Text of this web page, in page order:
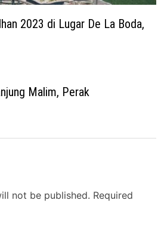
2023 di Lugar De La Boda,
Malim, Perak
not be published. Required